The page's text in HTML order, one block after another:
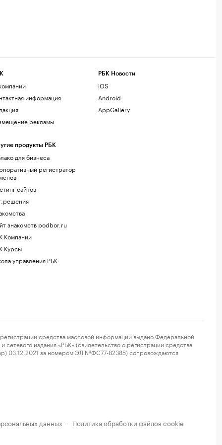
информация
рекламы
продукты РБК
для бизнеса
регистратор
сайтов
знакомств podbor.ru
Компании
Курсы
управления РБК
РБК Новости
iOS
Android
AppGallery
средства массовой информации выдано Федеральной
издания «РБК» (свидетельство о регистрации средства
03.12.2021 за номером ЭЛ №ФС77-82385) сопровождаются
данных · Политика обработки файлов cookie